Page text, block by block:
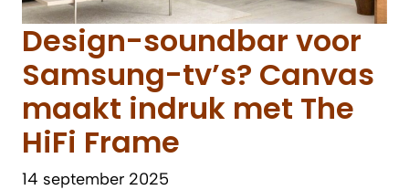
Design-soundbar voor
Samsung-tv’s? Canvas
maakt indruk met The
HiFi Frame
14 september 2025